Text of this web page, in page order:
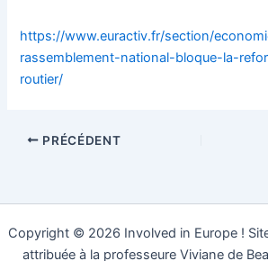
https://www.euractiv.fr/section/
rassemblement-national-bloque-la-
routier/
PRÉCÉDENT
Copyright © 2026 Involved in Europe !
attribuée à la professeure Viviane de